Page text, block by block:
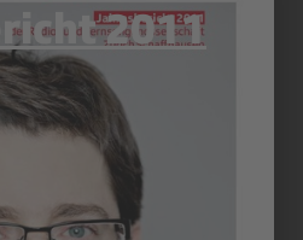
2011